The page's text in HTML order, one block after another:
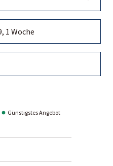
Günstigstes Angebot